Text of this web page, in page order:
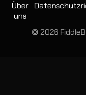
Über
uns
© 2026